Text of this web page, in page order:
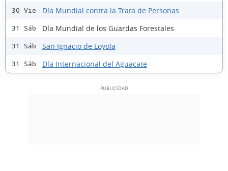
30 Vie Día Mundial contra la Trata de Personas
31 Sáb Día Mundial de los Guardas Forestales
31 Sáb San Ignacio de Loyola
31 Sáb Día Internacional del Aguacate